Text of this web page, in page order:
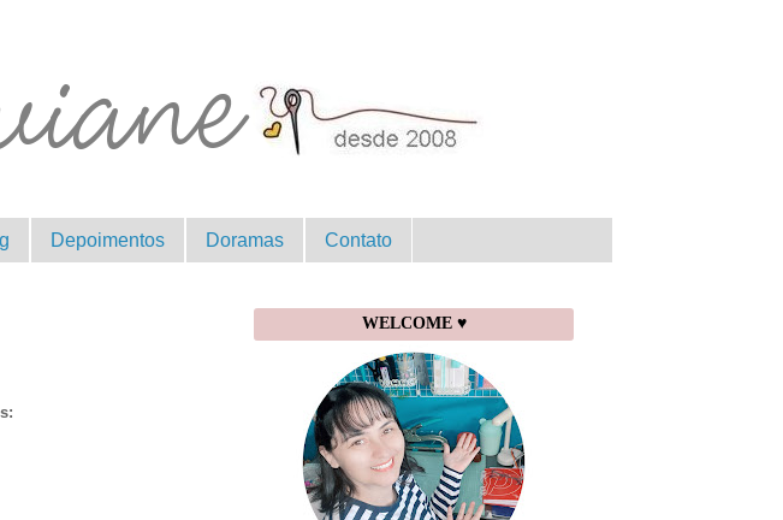
Depoimentos Doramas Contato
WELCOME ♥